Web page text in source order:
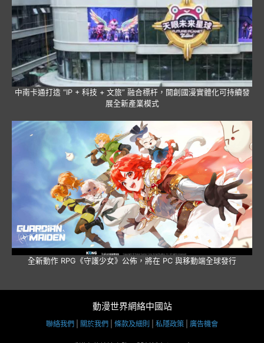
中南卡通打造 “IP + 科技 + 文旅” 融合標杆，開創國漫實體化可持續發
展全新產業模式
全新動作 RPG《守護少女》公佈，將在 PC 與移動端全球發行
動漫世界網絡中國站
聯絡我們 關於我們 條款及細則 私隱政策 廣告機會